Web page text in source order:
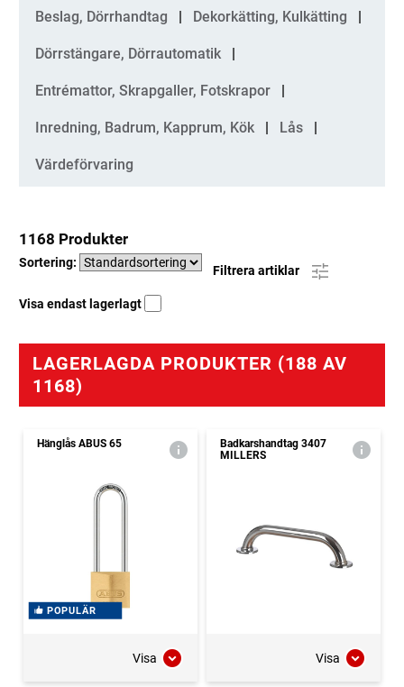
Kategorier
Beslag, Dörrhandtag Dekorkätting, Kulkätting
Dörrstängare, Dörrautomatik
Entrémattor, Skrapgaller, Fotskrapor
Inredning, Badrum, Kapprum, Kök Lås
Värdeförvaring
1168 Produkter
Sortering:
Filtrera artiklar
Visa endast lagerlagt
LAGERLAGDA PRODUKTER (188 AV
1168)
Hänglås ABUS 65
POPULÄR
Visa
Badkarshandtag 3407
MILLERS
Visa